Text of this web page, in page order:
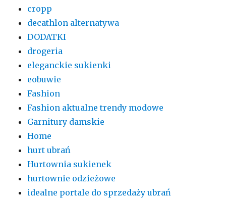
cropp
decathlon alternatywa
DODATKI
drogeria
eleganckie sukienki
eobuwie
Fashion
Fashion aktualne trendy modowe
Garnitury damskie
Home
hurt ubrań
Hurtownia sukienek
hurtownie odzieżowe
idealne portale do sprzedaży ubrań